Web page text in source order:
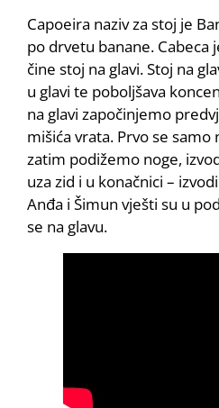
Capoeira naziv za stoj je
po drvetu banane. Cabeca
čine stoj na glavi. Stoj na
u glavi te poboljšava
na glavi započinjemo
mišića vrata. Prvo se samo
zatim podižemo noge,
uza zid i u konačnici –
Anđa i Šimun vješti su u
se na glavu.